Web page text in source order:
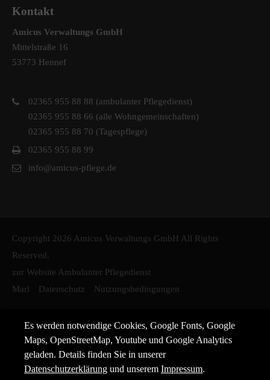
Kontakt
Amicus Verwaltungs GmbH
Mittelstraße 16
53773 Hennef
02365 955 88 88 (ambulanter Pflegedienst)
02365 955 88 66 (alle Wohngemeinschaften)
02365 955 88 70 (Tagespflege)
02365 955 88 99
info@amicus-pflege.de
Copyright 2026 Amicus Verwaltungs GmbH All Rights
Reserved.
zur Website Ambulanter Pflegedienst
Marl
Datenschutz Nutzungsbedingungen
Es werden notwendige Cookies, Google Fonts, Google
Maps, OpenStreetMap, Youtube und Google Analytics
geladen. Details finden Sie in unserer
Datenschutzerklärung und unseremImpressum.